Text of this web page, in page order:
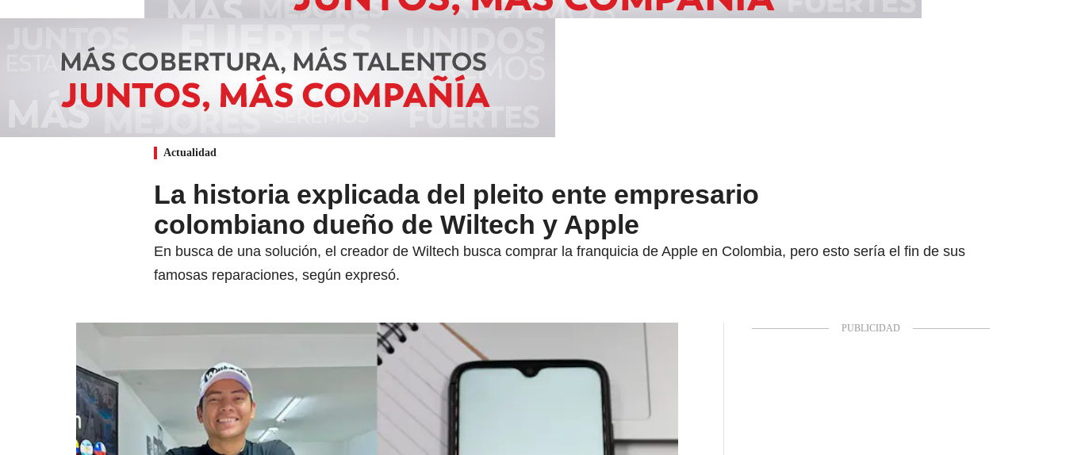
Actualidad
La historia explicada del pleito ente empresario
colombiano dueño de Wiltech y Apple
En busca de una solución, el creador de Wiltech busca comprar la franquicia de Apple en Colombia, pero esto sería el fin de sus
famosas reparaciones, según expresó.